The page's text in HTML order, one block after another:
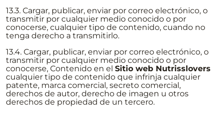
13.3. Cargar, publicar, enviar por correo electrónico, o
transmitir por cualquier medio conocido o por
conocerse, cualquier tipo de contenido, cuando no
tenga derecho a transmitirlo.
13.4. Cargar, publicar, enviar por correo electrónico, o
transmitir por cualquier medio conocido o por
conocerse, Contenido en el Sitio web Nutrisslovers
cualquier tipo de contenido que infrinja cualquier
patente, marca comercial, secreto comercial,
derechos de autor, derecho de imagen u otros
derechos de propiedad de un tercero.